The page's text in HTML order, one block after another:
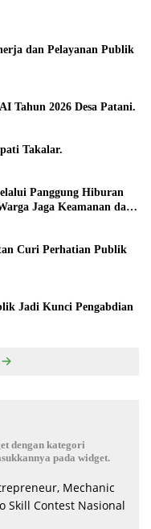
dan Pelayanan Publik
Tahun 2026 Desa Patani.
Takalar.
Panggung Hiburan
Jaga Keamanan dan
Curi Perhatian Publik
Jadi Kunci Pengabdian
dengan kategori
pada widget.